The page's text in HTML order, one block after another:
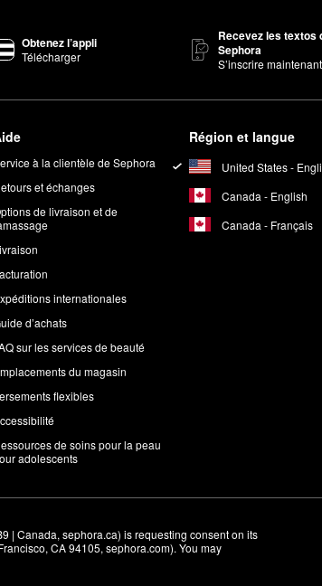
Obtenez l’appli
Télécharger
Recevez les textos
Sephora
S’inscrire maintenant
à la clientèle de Sephora
et échanges
de livraison et de
internationales
d’achats
sur les services de beauté
du magasin
flexibles
de soins pour la peau
adolescents
Région et langue
United States -
Canada - English
Canada - Français
| Canada, sephora.ca) is requesting consent on its
CA 94105, sephora.com). You may